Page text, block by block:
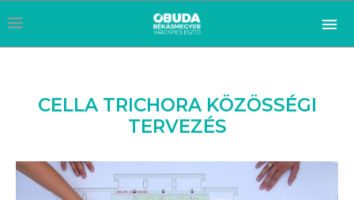
CELLA TRICHORA KÖZÖSSÉGI
TERVEZÉS